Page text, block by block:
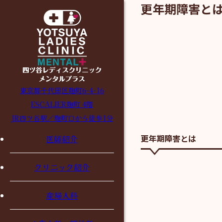
東京都千代田区麹町6-4-16
ESCALIER麹町 4階
JR四ツ谷駅／麹町口から徒歩1分
医師紹介
クリニック紹介
産婦人科
更年期障害と
更年期障害とは